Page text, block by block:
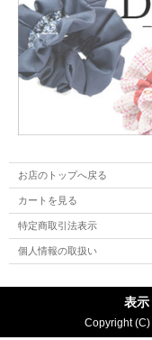
お店のトップへ戻る
カートを見る
特定商取引法表示
個人情報の取扱い
表示
Copyright